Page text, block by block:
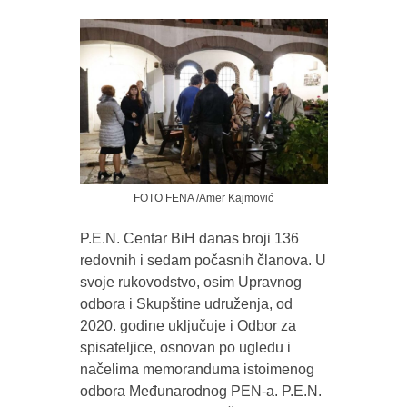
FOTO FENA /Amer Kajmović
P.E.N. Centar BiH danas broji 136
redovnih i sedam počasnih članova. U
svoje rukovodstvo, osim Upravnog
odbora i Skupštine udruženja, od
2020. godine uključuje i Odbor za
spisateljice, osnovan po ugledu i
načelima memoranduma istoimenog
odbora Međunarodnog PEN-a. P.E.N.